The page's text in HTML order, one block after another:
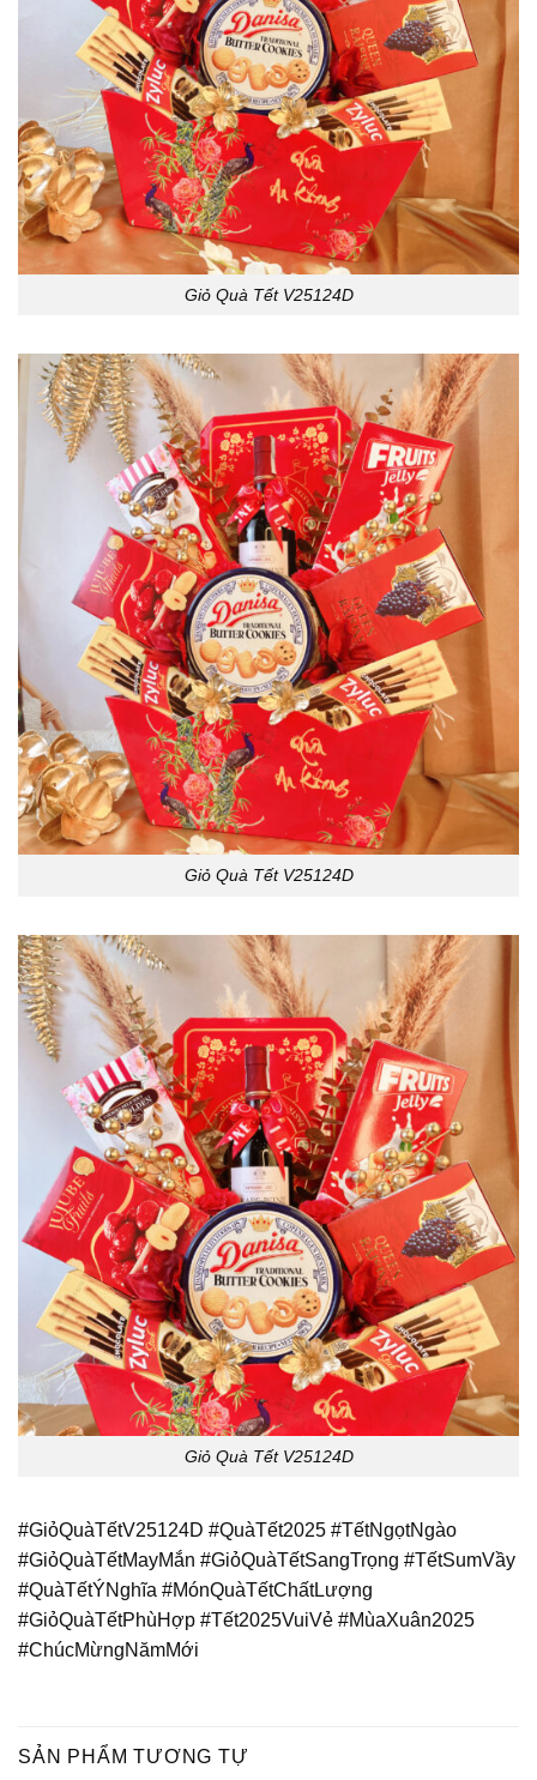
Giỏ Quà Tết V25124D
Giỏ Quà Tết V25124D
Giỏ Quà Tết V25124D
#GiỏQuàTếtV25124D #QuàTết2025 #TếtNgọtNgào
#GiỏQuàTếtMayMắn #GiỏQuàTếtSangTrọng #TếtSumVầy
#QuàTếtÝNghĩa #MónQuàTếtChấtLượng
#GiỏQuàTếtPhùHợp #Tết2025VuiVẻ #MùaXuân2025
#ChúcMừngNămMới
SẢN PHẨM TƯƠNG TỰ